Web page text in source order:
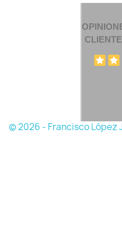
© 2026 - Francisco López